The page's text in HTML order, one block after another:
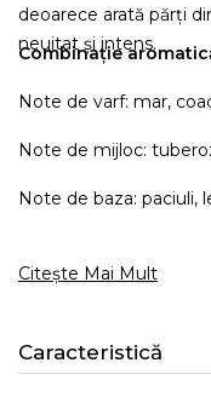
deoarece arată părți
neuitat și intens.
Combinație
Note de varf: mar,
Note de mijloc:
Note de baza: paciuli,
Citește Mai Mult
Caracteristică